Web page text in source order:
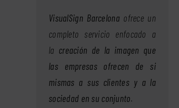
VisualSign Barcelonaofrece un
completo servicio enfocado a
la creación de la imagen que
las empresas ofrecen de si
mismas a sus clientes y a la
sociedad en su conjunto.